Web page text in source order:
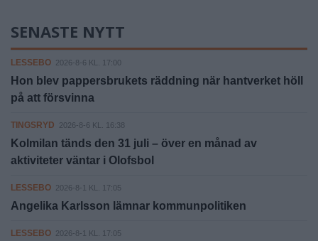
SENASTE NYTT
LESSEBO 2026-8-6 KL. 17:00
Hon blev pappersbrukets räddning när hantverket höll
på att försvinna
TINGSRYD 2026-8-6 KL. 16:38
Kolmilan tänds den 31 juli – över en månad av
aktiviteter väntar i Olofsbol
LESSEBO 2026-8-1 KL. 17:05
Angelika Karlsson lämnar kommunpolitiken
LESSEBO 2026-8-1 KL. 17:05